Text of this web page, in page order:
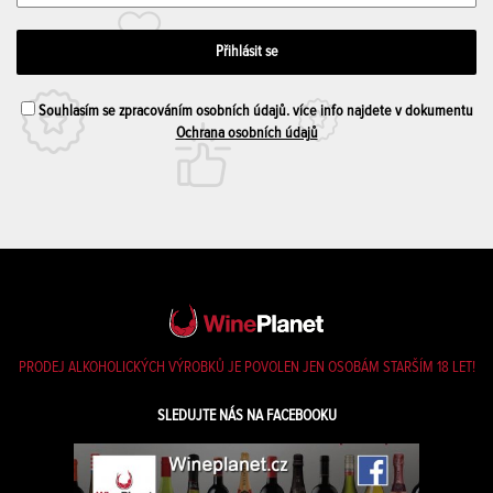
Souhlasím se zpracováním osobních údajů. více info najdete v dokumentu
Ochrana osobních údajů
PRODEJ ALKOHOLICKÝCH VÝROBKŮ JE POVOLEN JEN OSOBÁM STARŠÍM 18 LET!
SLEDUJTE NÁS NA FACEBOOKU